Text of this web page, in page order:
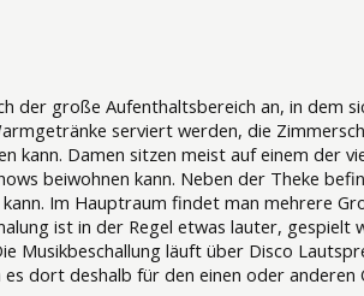
der große Aufenthaltsbereich an, in dem
serviert werden, die
kann. Damen sitzen meist auf einem der
beiwohnen kann. Neben der Theke
Im Hauptraum findet man mehrere
ist in der Regel etwas lauter, gespielt
Musikbeschallung läuft über Disco
dort deshalb für den einen oder anderen